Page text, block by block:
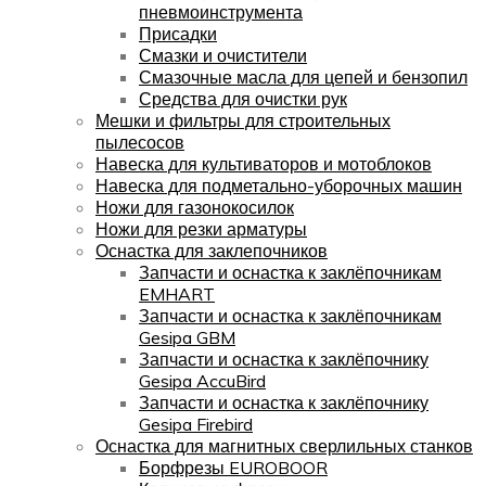
пневмоинструмента
Присадки
Смазки и очистители
Смазочные масла для цепей и бензопил
Средства для очистки рук
Мешки и фильтры для строительных
пылесосов
Навеска для культиваторов и мотоблоков
Навеска для подметально-уборочных машин
Ножи для газонокосилок
Ножи для резки арматуры
Оснастка для заклепочников
Запчасти и оснастка к заклёпочникам
EMHART
Запчасти и оснастка к заклёпочникам
Gesipa GBM
Запчасти и оснастка к заклёпочнику
Gesipa AccuBird
Запчасти и оснастка к заклёпочнику
Gesipa Firebird
Оснастка для магнитных сверлильных станков
Борфрезы EUROBOOR